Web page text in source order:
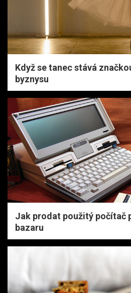
Když se tanec stává
byznysu
Jak prodat použitý počítač
bazaru